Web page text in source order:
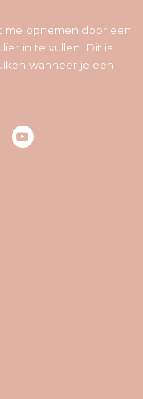
me opnemen door een
in te vullen. Dit is
wanneer je een
Y
o